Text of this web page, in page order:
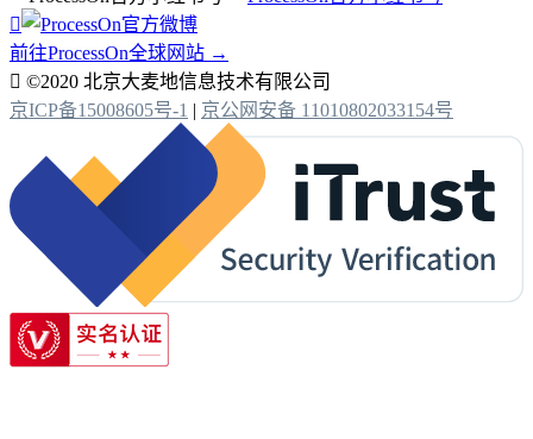

前往ProcessOn全球网站 →
 ©2020 北京大麦地信息技术有限公司
京ICP备15008605号-1 | 京公网安备 11010802033154号